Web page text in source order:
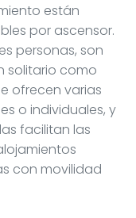
están
por ascensor.
personas, son
solitario como
ofrecen varias
o individuales, y
facilitan las
con movilidad